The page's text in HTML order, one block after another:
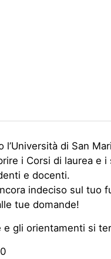
l’Università di San
i Corsi di laurea e
e docenti.
indeciso sul tuo
tue domande!
e gli orientamenti si